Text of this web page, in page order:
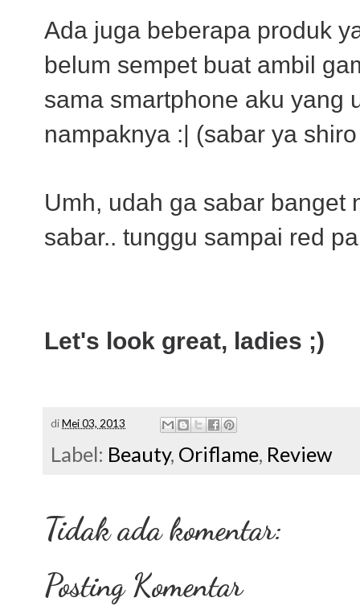
Ada juga beberapa produk
belum sempet buat ambil
sama smartphone aku yang
nampaknya :| (sabar ya
Umh, udah ga sabar banget
sabar.. tunggu sampai red
Let's look great, ladies ;)
diMei 03, 2013
Label: Beauty, Oriflame, Review
Tidak ada komentar:
Posting Komentar